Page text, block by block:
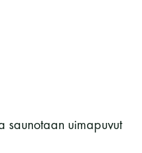
saunotaan uimapuvut